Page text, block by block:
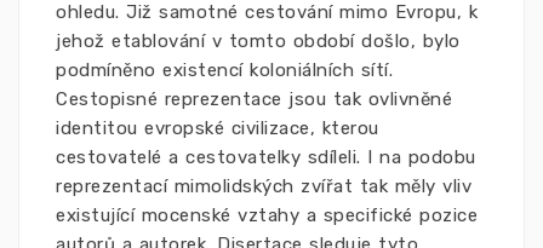
ohledu. Již samotné cestování mimo Evropu, k
jehož etablování v tomto období došlo, bylo
podmíněno existencí koloniálních sítí.
Cestopisné reprezentace jsou tak ovlivněné
identitou evropské civilizace, kterou
cestovatelé a cestovatelky sdíleli. I na podobu
reprezentací mimolidských zvířat tak měly vliv
existující mocenské vztahy a specifické pozice